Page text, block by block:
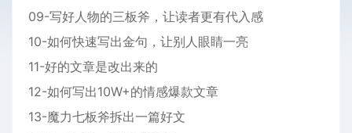
09-写好人物的三板斧，让读者更有代入感
10-如何快速写出金句，让别人眼睛一亮
11-好的文章是改出来的
12-如何写出10W+的情感爆款文章
13-魔力七板斧拆出一篇好文